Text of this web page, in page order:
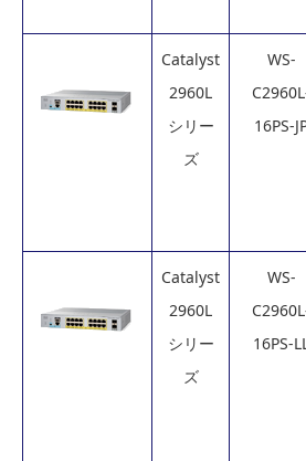
Catalyst
2960L
シリー
ズ
WS-
16PS-
Catalyst
2960L
シリー
ズ
WS-
16PS-